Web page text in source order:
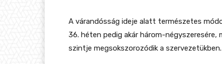
A várandósság ideje alatt természetes
36. héten pedig akár három-
szintje megsokszorozódik a szervezetükben.